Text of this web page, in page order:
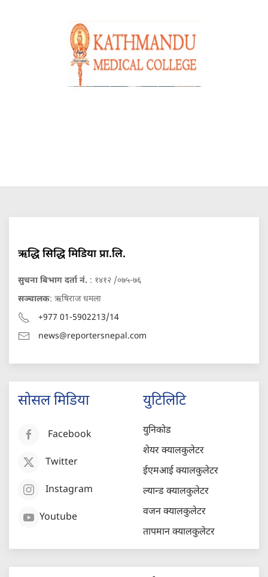
ऋद्धि सिद्धि मिडिया प्रा.लि.
सुचना बिभाग दर्ता नं. : १४१२ /०७५-७६
सञ्चालक: ऋषिराज धमला
+977 01-5902213/14
news@reportersnepal.com
सोसल मिडिया
Facebook
Twitter
Instagram
Youtube
युटिलिटि
युनिकोड
शेयर क्यालकुलेटर
ईएमआई क्यालकुलेटर
ल्यान्ड क्यालकुलेटर
वजन क्यालकुलेटर
तापमान क्यालकुलेटर